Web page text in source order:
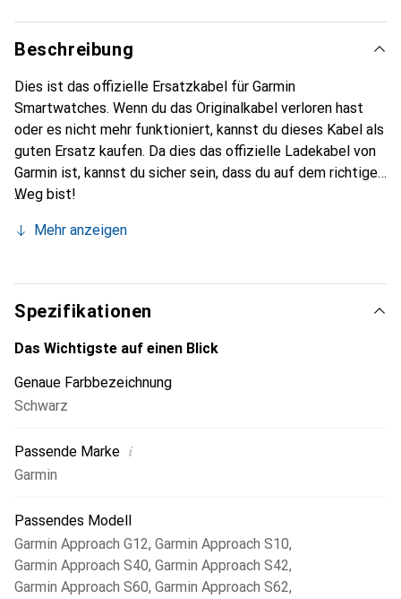
Beschreibung
Dies ist das offizielle Ersatzkabel für Garmin
Smartwatches. Wenn du das Originalkabel verloren hast
oder es nicht mehr funktioniert, kannst du dieses Kabel als
guten Ersatz kaufen. Da dies das offizielle Ladekabel von
Garmin ist, kannst du sicher sein, dass du auf dem richtigen
Weg bist!
Mehr anzeigen
Spezifikationen
Das Wichtigste auf einen Blick
Genaue Farbbezeichnung
Schwarz
Passende Marke i
Garmin
Passendes Modell
Garmin Approach G12, Garmin Approach S10,
Garmin Approach S40, Garmin Approach S42,
Garmin Approach S60, Garmin Approach S62,